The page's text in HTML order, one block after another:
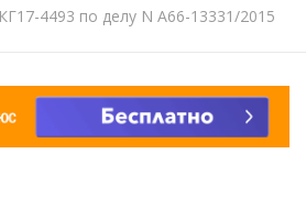
4493 по делу N А66-13331/2015